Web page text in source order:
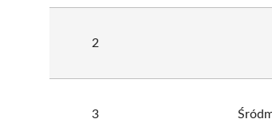
2
3